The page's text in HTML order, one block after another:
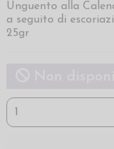
Unguento alla
a seguito di
25gr